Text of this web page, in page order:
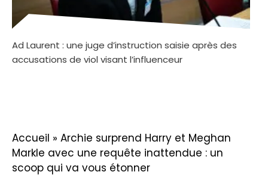
Ad Laurent : une juge d’instruction saisie après des
accusations de viol visant l’influenceur
Accueil » Archie surprend Harry et Meghan
Markle avec une requête inattendue : un
scoop qui va vous étonner